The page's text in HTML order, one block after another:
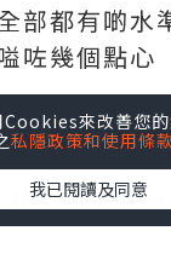
部都有啲水
咗幾個點心
：煙煙韌
文魚春卷其
來改善您的
私隱政策和使用條
我已閱讀及同意